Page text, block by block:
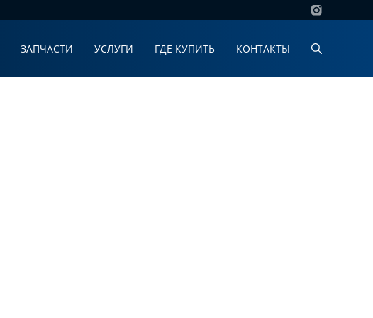
ЗАПЧАСТИ УСЛУГИ ГДЕ КУПИТЬ КОНТАКТЫ